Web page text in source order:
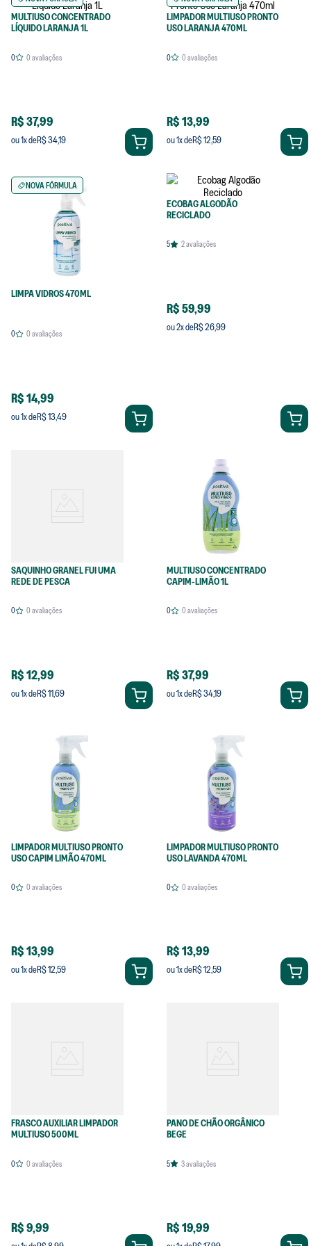
MULTIUSO CONCENTRADO
LÍQUIDO LARANJA 1L
0 0avaliações
R$ 37,99
ou1x deR$ 34,19
LIMPADOR MULTIUSO PRONTO
USO LARANJA 470ML
0 0avaliações
R$ 13,99
ou1x deR$ 12,59
NOVA FÓRMULA
LIMPA VIDROS 470ML
0 0avaliações
R$ 14,99
ou1x deR$ 13,49
ECOBAG ALGODÃO
RECICLADO
5 2avaliações
R$ 59,99
ou2x deR$ 26,99
SAQUINHO GRANEL FUI UMA
REDE DE PESCA
0 0avaliações
R$ 12,99
ou1x deR$ 11,69
MULTIUSO CONCENTRADO
CAPIM-LIMÃO 1L
0 0avaliações
R$ 37,99
ou1x deR$ 34,19
LIMPADOR MULTIUSO PRONTO
USO CAPIM LIMÃO 470ML
0 0avaliações
R$ 13,99
ou1x deR$ 12,59
LIMPADOR MULTIUSO PRONTO
USO LAVANDA 470ML
0 0avaliações
R$ 13,99
ou1x deR$ 12,59
FRASCO AUXILIAR LIMPADOR
MULTIUSO 500ML
0 0avaliações
R$ 9,99
PANO DE CHÃO ORGÂNICO
BEGE
5 3avaliações
R$ 19,99